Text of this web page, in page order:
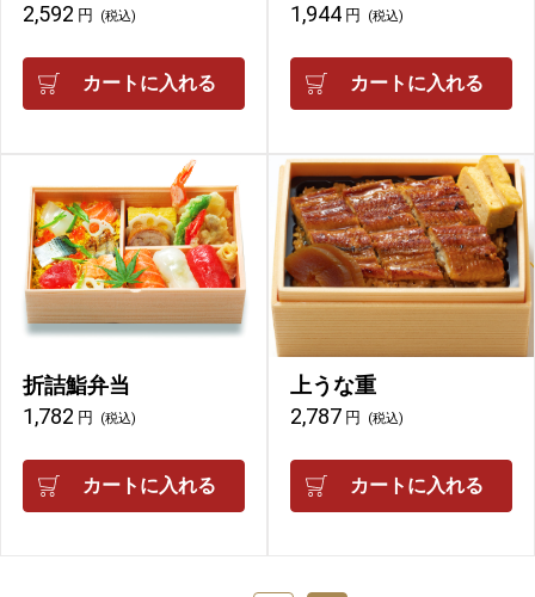
2,592 円 (税込)
カートに入れる
1,944 円 (税込)
カートに入れる
折詰鮨弁当
1,782 円 (税込)
カートに入れる
上うな重
2,787 円 (税込)
カートに入れる